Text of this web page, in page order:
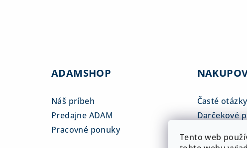
Tento web
ADAMSHOP
Náš príbeh
Predajne ADAM
Pracovné ponuky
Časté otázky
Darčekové
Platba a